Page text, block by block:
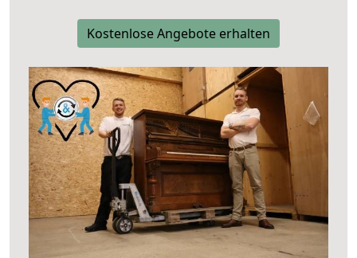
Kostenlose Angebote erhalten